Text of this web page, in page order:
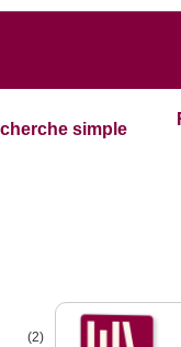
simple
(2)